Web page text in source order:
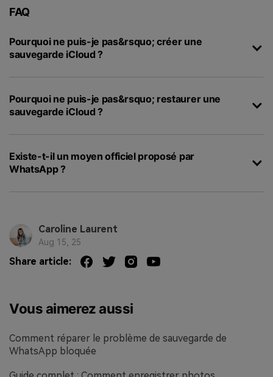
FAQ
Pourquoi ne puis-je pas&rsquo; créer une
sauvegarde iCloud ?
Pourquoi ne puis-je pas&rsquo; restaurer une
sauvegarde iCloud ?
Existe-t-il un moyen officiel proposé par
WhatsApp ?
Caroline Laurent
Aug 15, 25
Share article:
Vous aimerez aussi
Comment réparer le problème de sauvegarde de
WhatsApp bloquée